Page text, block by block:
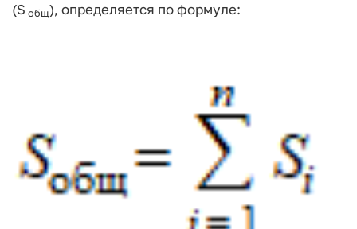
(S общ), определяется по формуле: